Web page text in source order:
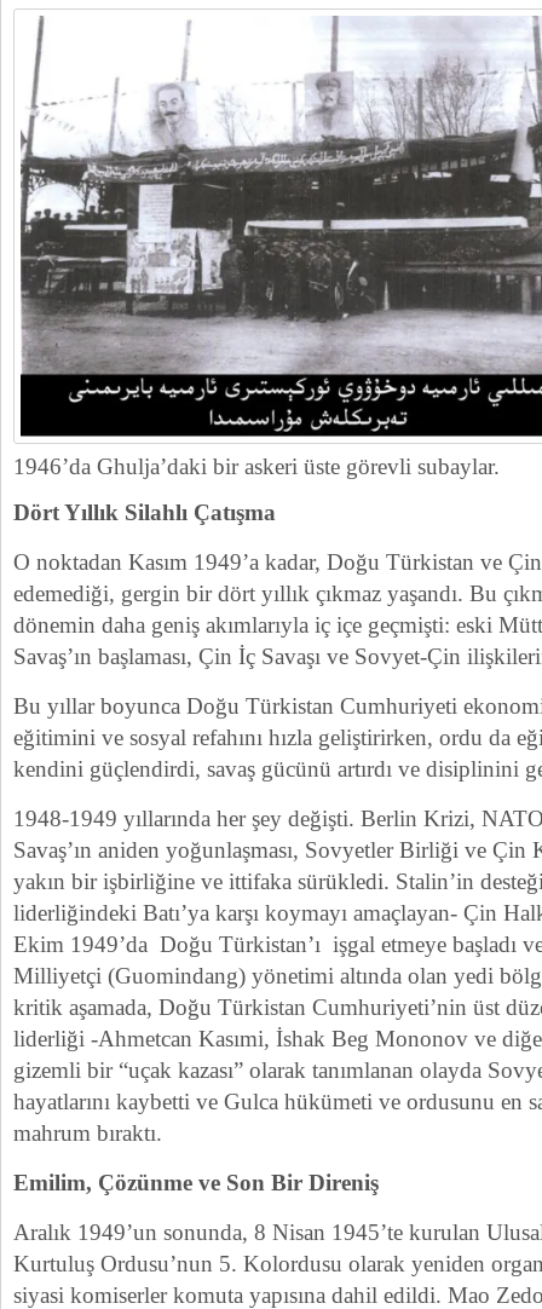
1946’da Ghulja’daki bir askeri üste görevli subaylar.
Dört Yıllık Silahlı Çatışma
O noktadan Kasım 1949’a kadar, Doğu Türkistan ve
edemediği, gergin bir dört yıllık çıkmaz yaşandı. Bu
dönemin daha geniş akımlarıyla iç içe geçmişti: eski
Savaş’ın başlaması, Çin İç Savaşı ve Sovyet-Çin
Bu yıllar boyunca Doğu Türkistan Cumhuriyeti
eğitimini ve sosyal refahını hızla geliştirirken, ordu da
kendini güçlendirdi, savaş gücünü artırdı ve disiplinini
1948-1949 yıllarında her şey değişti. Berlin Krizi,
Savaş’ın aniden yoğunlaşması, Sovyetler Birliği ve Çin
yakın bir işbirliğine ve ittifaka sürükledi. Stalin’in
liderliğindeki Batı’ya karşı koymayı amaçlayan- Çin
Ekim 1949’da Doğu Türkistan’ı işgal etmeye başladı
Milliyetçi (Guomindang) yönetimi altında olan yedi
kritik aşamada, Doğu Türkistan Cumhuriyeti’nin üst
liderliği -Ahmetcan Kasımi, İshak Beg Mononov ve
gizemli bir “uçak kazası” olarak tanımlanan olayda
hayatlarını kaybetti ve Gulca hükümeti ve ordusunu en
mahrum bıraktı.
Emilim, Çözünme ve Son Bir Direniş
Aralık 1949’un sonunda, 8 Nisan 1945’te kurulan
Kurtuluş Ordusu’nun 5. Kolordusu olarak yeniden
siyasi komiserler komuta yapısına dahil edildi. Mao